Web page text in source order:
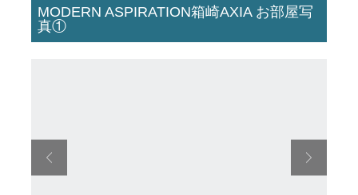
MODERN ASPIRATION箱崎AXIA お部屋写
真①